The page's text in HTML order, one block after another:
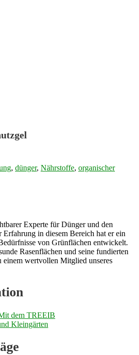
, dünger, Nährstoffe, organischer
Experte für Dünger und den
Erfahrung in diesem Bereich hat er ein
von Grünflächen entwickelt.
Rasenflächen und seine fundierten
einem wertvollen Mitglied unseres
dem TREEIB
Kleingärten